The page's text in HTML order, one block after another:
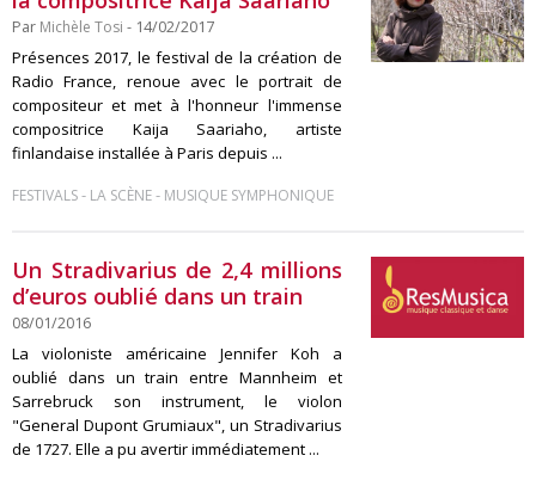
Par Michèle Tosi - 14/02/2017
Présences 2017, le festival de la création de
Radio France, renoue avec le portrait de
compositeur et met à l'honneur l'immense
compositrice Kaija Saariaho, artiste
finlandaise installée à Paris depuis ...
FESTIVALS- LA SCÈNE- MUSIQUE SYMPHONIQUE
Un Stradivarius de 2,4 millions
d’euros oublié dans un train
08/01/2016
La violoniste américaine Jennifer Koh a
oublié dans un train entre Mannheim et
Sarrebruck son instrument, le violon
"General Dupont Grumiaux", un Stradivarius
de 1727. Elle a pu avertir immédiatement ...